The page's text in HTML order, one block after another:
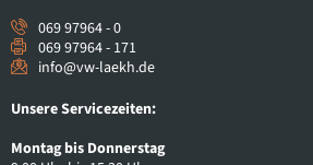
069 97964 - 0
069 97964 - 171
info@vw-laekh.de
Unsere Servicezeiten:
Montag bis Donnerstag